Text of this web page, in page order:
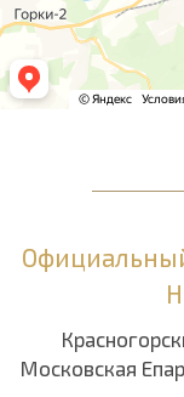
Московская